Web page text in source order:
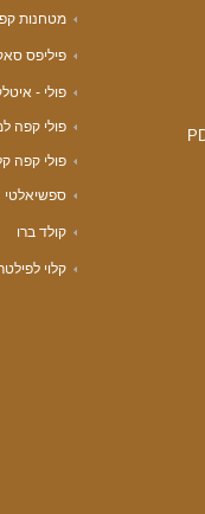
מטחנות
פיליפס
פולי -
פולי קפה
פולי קפה
ספשיאלטי
קולד ברו
קלוי